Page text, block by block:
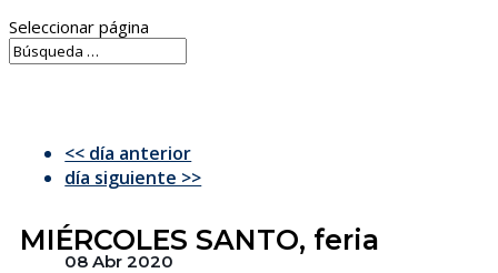
Seleccionar página
<< día anterior
día siguiente >>
MIÉRCOLES SANTO, feria
08 Abr 2020